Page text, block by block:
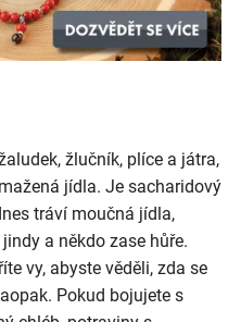
žlučník, plíce a játra,
jídla. Je sacharidový
tráví moučná jídla,
a někdo zase hůře.
vy, abyste věděli, zda se
Pokud bojujete s